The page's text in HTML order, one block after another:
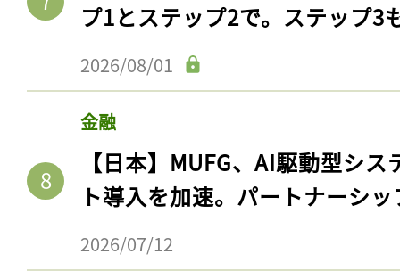
プ1とステップ2で。ステップ3
2026/08/01
金融
【日本】MUFG、AI駆動型シ
ト導入を加速。パートナーシ
2026/07/12